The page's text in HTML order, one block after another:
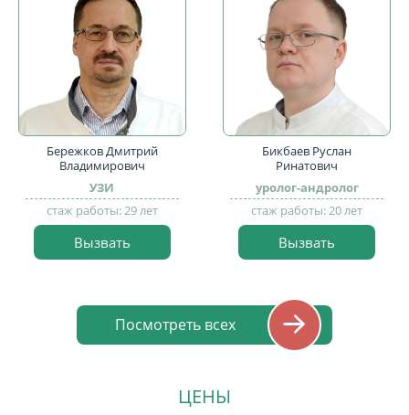
Бережков Дмитрий
Владимирович
УЗИ
стаж работы: 29 лет
Вызвать
Бикбаев Руслан
Ринатович
уролог-андролог
стаж работы: 20 лет
Вызвать
Посмотреть всех
ЦЕНЫ